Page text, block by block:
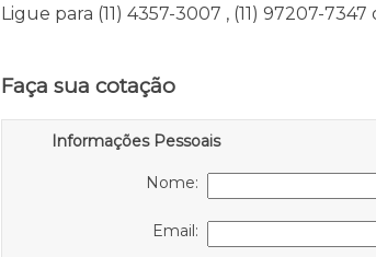
Ligue para (11) 4357-3007 , (11) 97207-7347
Faça sua cotação
Informações Pessoais
Nome:
Email: